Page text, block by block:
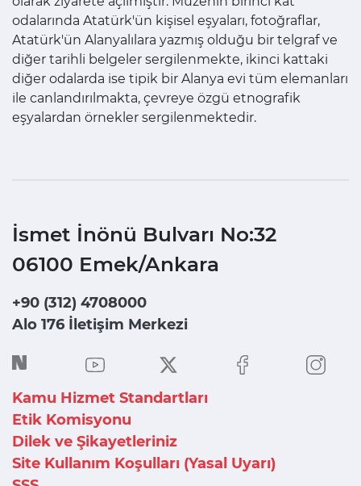
odalarında Atatürk'ün kişisel eşyaları, fotoğraflar,
Atatürk'ün Alanyalılara yazmış olduğu bir telgraf ve
diğer tarihli belgeler sergilenmekte, ikinci kattaki
diğer odalarda ise tipik bir Alanya evi tüm elemanları
ile canlandırılmakta, çevreye özgü etnografik
eşyalardan örnekler sergilenmektedir.
İsmet İnönü Bulvarı No:32
06100 Emek/Ankara
+90 (312) 4708000
Alo 176 İletişim Merkezi
Kamu Hizmet Standartları
Etik Komisyonu
Dilek ve Şikayetleriniz
Site Kullanım Koşulları (Yasal Uyarı)